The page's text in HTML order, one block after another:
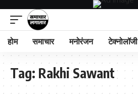
होम समाचार मनोरंजन टेक्नोलॉजी
Tag: Rakhi Sawant